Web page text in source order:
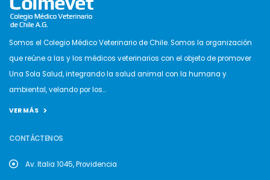
Somos el Colegio Médico Veterinario de Chile. Somos la organización
que reúne a las y los médicos veterinarios con el objeto de promover
Una Sola Salud, integrando la salud animal con la humana y
ambiental, velando por los...
VER MÁS
CONTÁCTENOS
Av. Italia 1045, Providencia